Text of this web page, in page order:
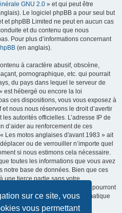
sur ce site, vous
vous permettant
GNU 2.0 » et qui peut être
Le logiciel phpBB a pour seul but
et phpBB Limited ne peut en aucun cas
et du contenu que nous
Pour plus d’informations concernant
(en anglais).
à caractère abusif, obscène,
pornographique, etc. qui pourrait
du pays dans lequel le serveur de
est hébergé ou encore la loi
ces dispositions, vous vous exposez à
nous nous réservons le droit d’avertir
autorités officielles. L’adresse IP de
d’aider au renforcement de ces
Les motos anglaises d'avant 1983 » ait
ou de verrouiller n’importe quel
si nous estimons cela nécessaire.
toutes les informations que vous avez
notre base de données. Bien que ces
une tierce partie sans votre
d'avant 1983 », ni phpBB, ne pourront
de tentative de piratage informatique